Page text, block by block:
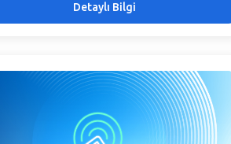
Detaylı Bilgi